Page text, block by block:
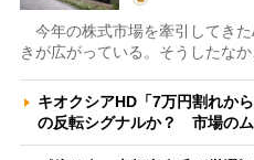
今年の株式市場を牽引してき
きが広がっている。そうしたな
キオクシアHD「7万円割れか
の反転シグナルか？ 市場の